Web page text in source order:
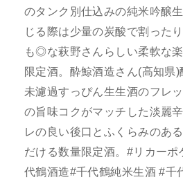
のタンク別仕込みの純米吟醸
じる際は少量の炭酸で割った
も◎な萩野さんらしい柔軟な
限定酒。酔鯨酒造さん(高知県
未濾過すっぴん生生酒のフレ
の旨味コクがマッチした淡麗
レの良い後口とふくらみのあ
だける数量限定酒。#リカーポ
代鶴酒造#千代鶴純米生酒 #千